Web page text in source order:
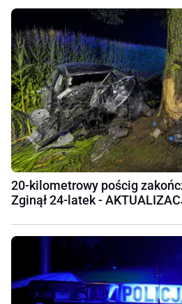
20-kilometrowy pościg
Zginął 24-latek -